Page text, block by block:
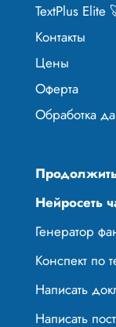
TextPlus Elite
Контакты
Цены
Оферта
Обработка
Продолжить
Нейросеть
Генератор
Конспект по
Написать
Написать пост